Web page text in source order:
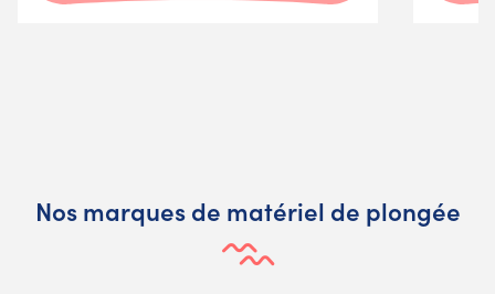
Nos marques de matériel de plongée